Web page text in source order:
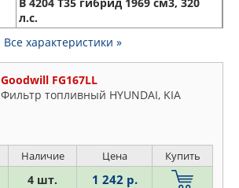
л.с.
Все характеристики »
Goodwill FG167LL
Фильтр топливный HYUNDAI, KIA
Наличие Цена Купить
4 шт. 1 242 р.